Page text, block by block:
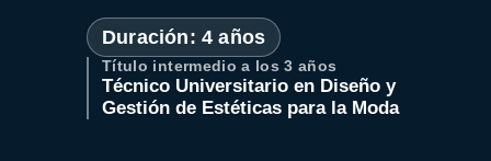
Duración: 4 años
Título intermedio a los3 años
Técnico Universitario en Diseño y
Gestión de Estéticas para la Moda